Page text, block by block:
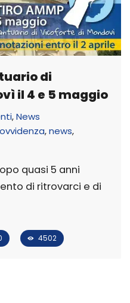
di
il 4 e 5 maggio
,News
,news,
quasi 5 anni
di ritrovarci e di
4502